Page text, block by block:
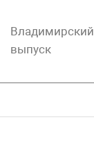
Владимирский
выпуск